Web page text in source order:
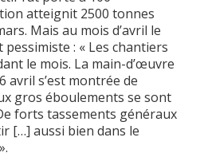
atteignit 2500 tonnes
Mais au mois d’avril le
: « Les chantiers
le mois. La main-d’œuvre
avril s’est montrée de
gros éboulements se sont
forts tassements généraux
[…] aussi bien dans le